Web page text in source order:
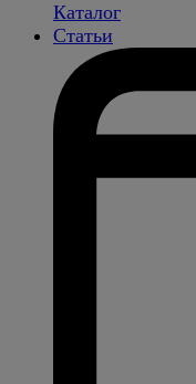
Каталог
Статьи